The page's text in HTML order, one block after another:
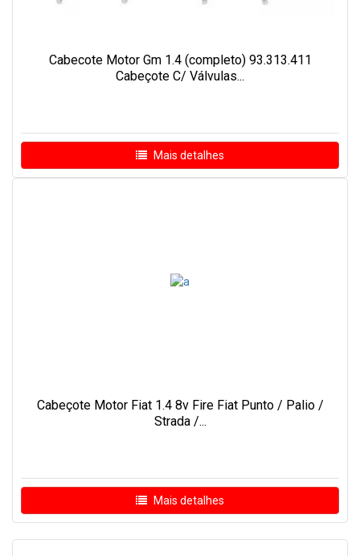
Cabecote Motor Gm 1.4 (completo) 93.313.411
Cabeçote C/ Válvulas...
Mais detalhes
Cabeçote Motor Fiat 1.4 8v Fire Fiat Punto / Palio /
Strada /...
Mais detalhes